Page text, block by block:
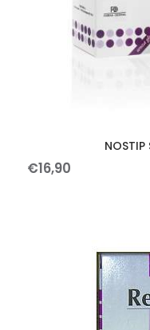
NOSTIP
€16,90